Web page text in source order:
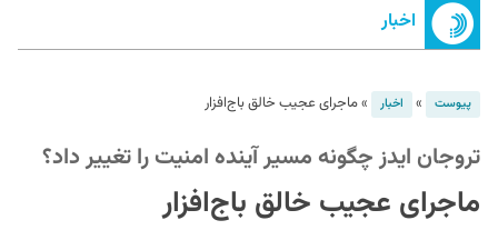
اخبار
پیوست » اخبار »ماجرای عجیب خالق باج‌افزار
تروجان ایدز چگونه مسیر آینده امنیت را تغییر داد؟
ماجرای عجیب خالق باج‌افزار